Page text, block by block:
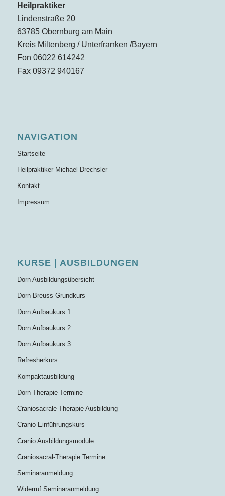
Heilpraktiker
Lindenstraße 20
63785 Obernburg am Main
Kreis Miltenberg / Unterfranken /Bayern
Fon 06022 614242
Fax 09372 940167
NAVIGATION
Startseite
Heilpraktiker Michael Drechsler
Kontakt
Impressum
KURSE | AUSBILDUNGEN
Dorn Ausbildungsübersicht
Dorn Breuss Grundkurs
Dorn Aufbaukurs 1
Dorn Aufbaukurs 2
Dorn Aufbaukurs 3
Refresherkurs
Kompaktausbildung
Dorn Therapie Termine
Craniosacrale Therapie Ausbildung
Cranio Einführungskurs
Cranio Ausbildungsmodule
Craniosacral-Therapie Termine
Seminaranmeldung
Widerruf Seminaranmeldung